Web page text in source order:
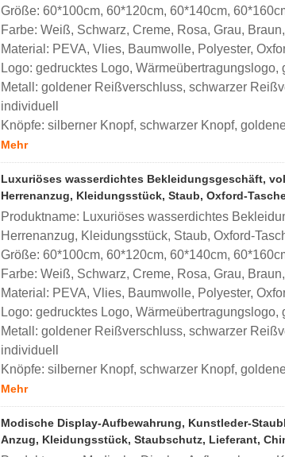
Größe: 60*100cm, 60*120cm, 60*140cm,
Farbe: Weiß, Schwarz, Creme, Rosa, Grau,
Material: PEVA, Vlies, Baumwolle, Polyester,
Logo: gedrucktes Logo,
Metall: goldener Reißverschluss, schwarzer
individuell
Knöpfe: silberner Knopf, schwarzer Knopf,
Mehr
Luxuriöses wasserdichtes Bekleidungsgeschäft,
Herrenanzug, Kleidungsstück, Staub, Oxford-
Produktname: Luxuriöses wasserdichtes
Herrenanzug, Kleidungsstück, Staub, Oxford-
Größe: 60*100cm, 60*120cm, 60*140cm,
Farbe: Weiß, Schwarz, Creme, Rosa, Grau,
Material: PEVA, Vlies, Baumwolle, Polyester,
Logo: gedrucktes Logo,
Metall: goldener Reißverschluss, schwarzer
individuell
Knöpfe: silberner Knopf, schwarzer Knopf,
Mehr
Modische Display-Aufbewahrung, Kunstleder-
Anzug, Kleidungsstück, Staubschutz, Lieferant,